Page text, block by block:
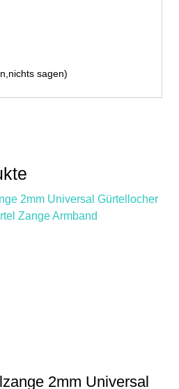
sagen)
2mm Universal